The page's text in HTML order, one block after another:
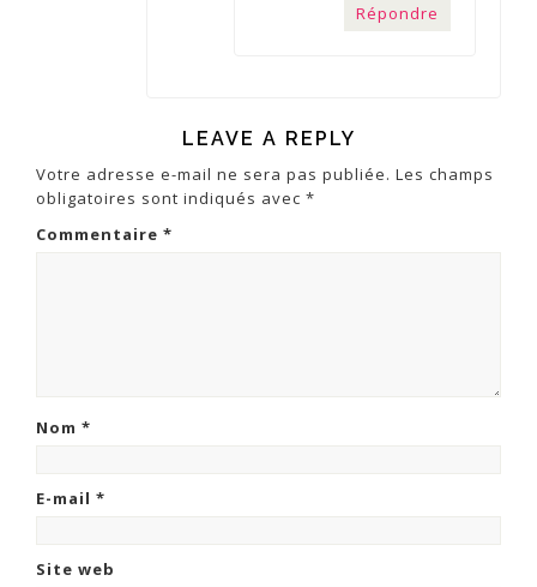
Répondre
LEAVE A REPLY
Votre adresse e-mail ne sera pas publiée. Les champs
obligatoires sont indiqués avec *
Commentaire *
Nom *
E-mail *
Site web